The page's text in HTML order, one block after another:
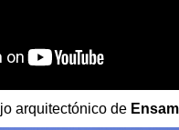
arquitectónico de